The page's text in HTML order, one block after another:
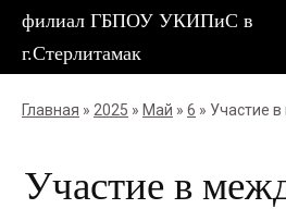
филиал ГБПОУ УКИПиС в
г.Стерлитамак
Главная » 2025 » Май » 6 » Участие
Участие в